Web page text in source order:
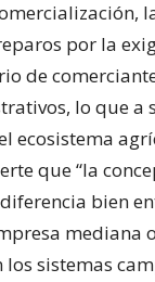
por la
de
lo que a
ecosistema
que “la
bien
mediana
sistemas